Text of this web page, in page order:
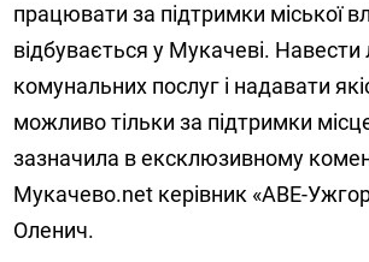
працювати за підтримки міської
відбувається у Мукачеві. Навести
комунальних послуг і надавати
можливо тільки за підтримки
зазначила в ексклюзивному
Мукачево.net керівник «АВЕ-
Оленич.